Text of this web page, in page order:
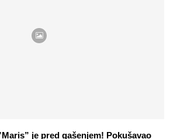
je pred gašenjem! Pokušavao